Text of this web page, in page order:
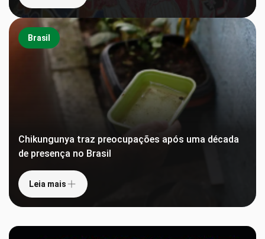
Brasil
Chikungunya traz preocupações após uma década
de presença no Brasil
Leia mais